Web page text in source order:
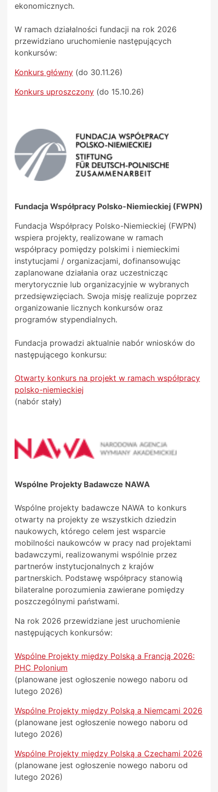
ekonomicznych.
W ramach działalności fundacji na rok 2026
przewidziano uruchomienie następujących
konkursów:
Konkurs główny (do 30.11.26)
Konkurs uproszczony (do 15.10.26)
Fundacja Współpracy Polsko-Niemieckiej (FWPN)
Fundacja Współpracy Polsko-Niemieckiej (FWPN)
wspiera projekty, realizowane w ramach
współpracy pomiędzy polskimi i niemieckimi
instytucjami / organizacjami, dofinansowując
zaplanowane działania oraz uczestnicząc
merytorycznie lub organizacyjnie w wybranych
przedsięwzięciach. Swoja misję realizuje poprzez
organizowanie licznych konkursów oraz
programów stypendialnych.
Fundacja prowadzi aktualnie nabór wniosków do
następującego konkursu:
Otwarty konkurs na projekt w ramach współpracy
polsko-niemieckiej
(nabór stały)
Wspólne Projekty Badawcze NAWA
Wspólne projekty badawcze NAWA to konkurs
otwarty na projekty ze wszystkich dziedzin
naukowych, którego celem jest wsparcie
mobilności naukowców w pracy nad projektami
badawczymi, realizowanymi wspólnie przez
partnerów instytucjonalnych z krajów
partnerskich. Podstawę współpracy stanowią
bilateralne porozumienia zawierane pomiędzy
poszczególnymi państwami.
Na rok 2026 przewidziane jest uruchomienie
następujących konkursów:
Wspólne Projekty między Polską a Francją 2026:
PHC Polonium
(planowane jest ogłoszenie nowego naboru od
lutego 2026)
Wspólne Projekty między Polską a Niemcami 2026
(planowane jest ogłoszenie nowego naboru od
lutego 2026)
Wspólne Projekty między Polską a Czechami 2026
(planowane jest ogłoszenie nowego naboru od
lutego 2026)